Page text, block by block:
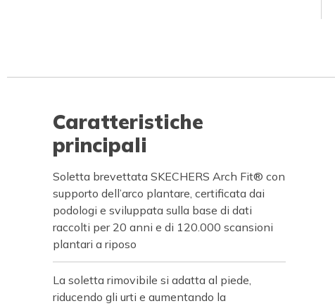
Caratteristiche
principali
Soletta brevettata SKECHERS Arch Fit® con
supporto dell’arco plantare, certificata dai
podologi e sviluppata sulla base di dati
raccolti per 20 anni e di 120.000 scansioni
plantari a riposo
La soletta rimovibile si adatta al piede,
riducendo gli urti e aumentando la